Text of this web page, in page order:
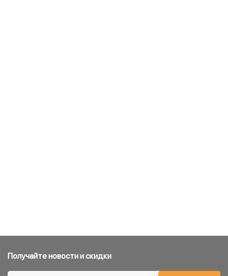
Получайте новости и скидки